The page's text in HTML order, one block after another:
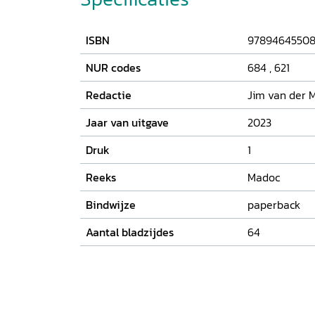
afhankelijkheid die de nadruk krijgt. In dit
De natuur had een grote invloed op het leven
onvoorspelbaarheid van weer en water
woonplaatsen, voedselvoorziening en
ook ziektekiemen konden een desastreus
levens.
ISBN
NUR codes
684 ,621
Redactie
Jim van der
Jaar van uitgave
2023
Druk
1
Reeks
Madoc
Bindwijze
paperback
Aantal bladzijdes
64